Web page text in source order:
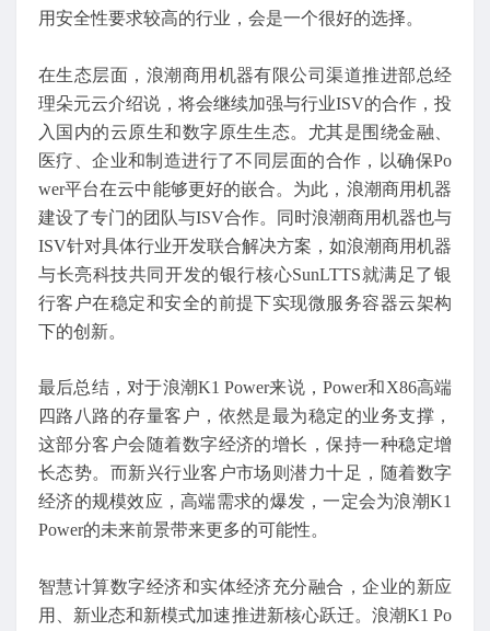
用安全性要求较高的行业，会是一个很好的选择。
在生态层面，浪潮商用机器有限公司渠道推进部总经
理朵元云介绍说，将会继续加强与行业ISV的合作，投
入国内的云原生和数字原生生态。尤其是围绕金融、
医疗、企业和制造进行了不同层面的合作，以确保Po
wer平台在云中能够更好的嵌合。为此，浪潮商用机器
建设了专门的团队与ISV合作。同时浪潮商用机器也与
ISV针对具体行业开发联合解决方案，如浪潮商用机器
与长亮科技共同开发的银行核心SunLTTS就满足了银
行客户在稳定和安全的前提下实现微服务容器云架构
下的创新。
最后总结，对于浪潮K1 Power来说，Power和X86高端
四路八路的存量客户，依然是最为稳定的业务支撑，
这部分客户会随着数字经济的增长，保持一种稳定增
长态势。而新兴行业客户市场则潜力十足，随着数字
经济的规模效应，高端需求的爆发，一定会为浪潮K1
Power的未来前景带来更多的可能性。
智慧计算数字经济和实体经济充分融合，企业的新应
用、新业态和新模式加速推进新核心跃迁。浪潮K1 Po